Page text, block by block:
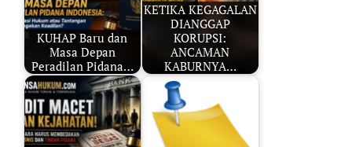
KUHAP Baru dan
Masa Depan
Peradilan Pidana…
KETIKA KEGAGALAN
DIANGGAP
KORUPSI:
ANCAMAN
KABURNYA…